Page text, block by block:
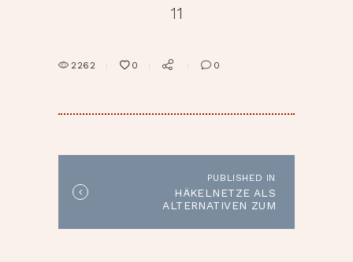
11
2262 0 0
PUBLISHED IN
post:
HÄKELNETZE ALS
ALTERNATIVEN ZUM